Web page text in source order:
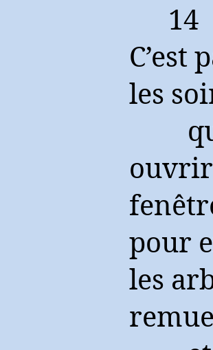
14
C’est
les
pour
les